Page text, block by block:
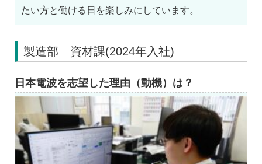
たい方と働ける日を楽しみにしています。
製造部 資材課(2024年入社)
日本電波を志望した理由（動機）は？